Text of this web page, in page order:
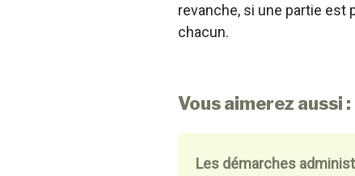
revanche, si une partie est
chacun.
Vous aimerez aussi :
Les démarches